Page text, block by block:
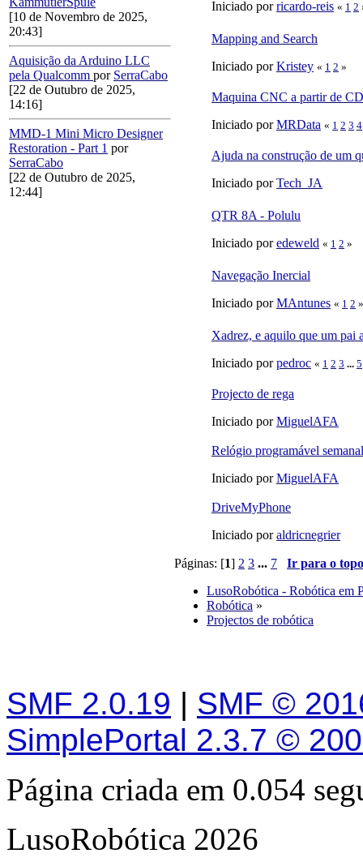
[10 de Novembro de 2025,
20:43]
Aquisição da Arduino LLC
pela Qualcomm por SerraCabo
[22 de Outubro de 2025,
14:16]
MMD-1 Mini Micro Designer
Restoration - Part 1 por
SerraCabo
[22 de Outubro de 2025,
12:44]
Iniciado porricardo-reis « 1 2
Mapping and Search
Iniciado porKristey « 1 2 »
Maquina CNC a partir de
Iniciado porMRData « 1 2 3 4
Ajuda na construção de um
Iniciado porTech_JA
QTR 8A - Polulu
Iniciado poredeweld « 1 2 »
Navegação Inercial
Iniciado porMAntunes « 1 2 »
Xadrez, e aquilo que um pai
Iniciado porpedroc « 1 2 3 ... 5
Projecto de rega
Iniciado porMiguelAFA
Relógio programável semanal
Iniciado porMiguelAFA
DriveMyPhone
Iniciado poraldricnegrier
Páginas: [1] 2 3 ... 7
Ir para o topo
LusoRobótica - Robótica em
Robótica »
Projectos de robótica
SMF 2.0.19 | SMF ©
SimplePortal 2.3.7 ©
Página criada em 0.054
LusoRobótica 2026